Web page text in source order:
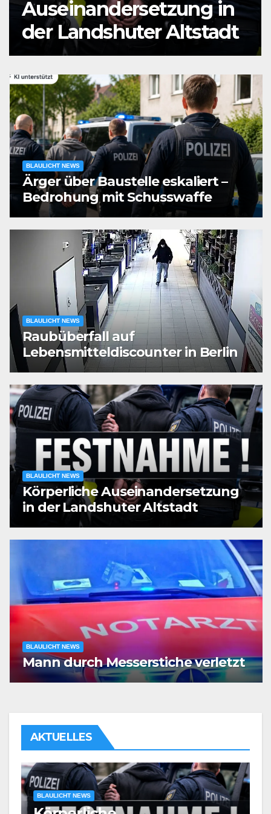
Auseinandersetzung in
der Landshuter Altstadt
BLAULICHT NEWS
Ärger über Baustelle eskaliert –
Bedrohung mit Schusswaffe
BLAULICHT NEWS
Raubüberfall auf
Lebensmitteldiscounter in Berlin
BLAULICHT NEWS
Körperliche Auseinandersetzung
in der Landshuter Altstadt
BLAULICHT NEWS
Mann durch Messerstiche verletzt
AKTUELLES
BLAULICHT NEWS